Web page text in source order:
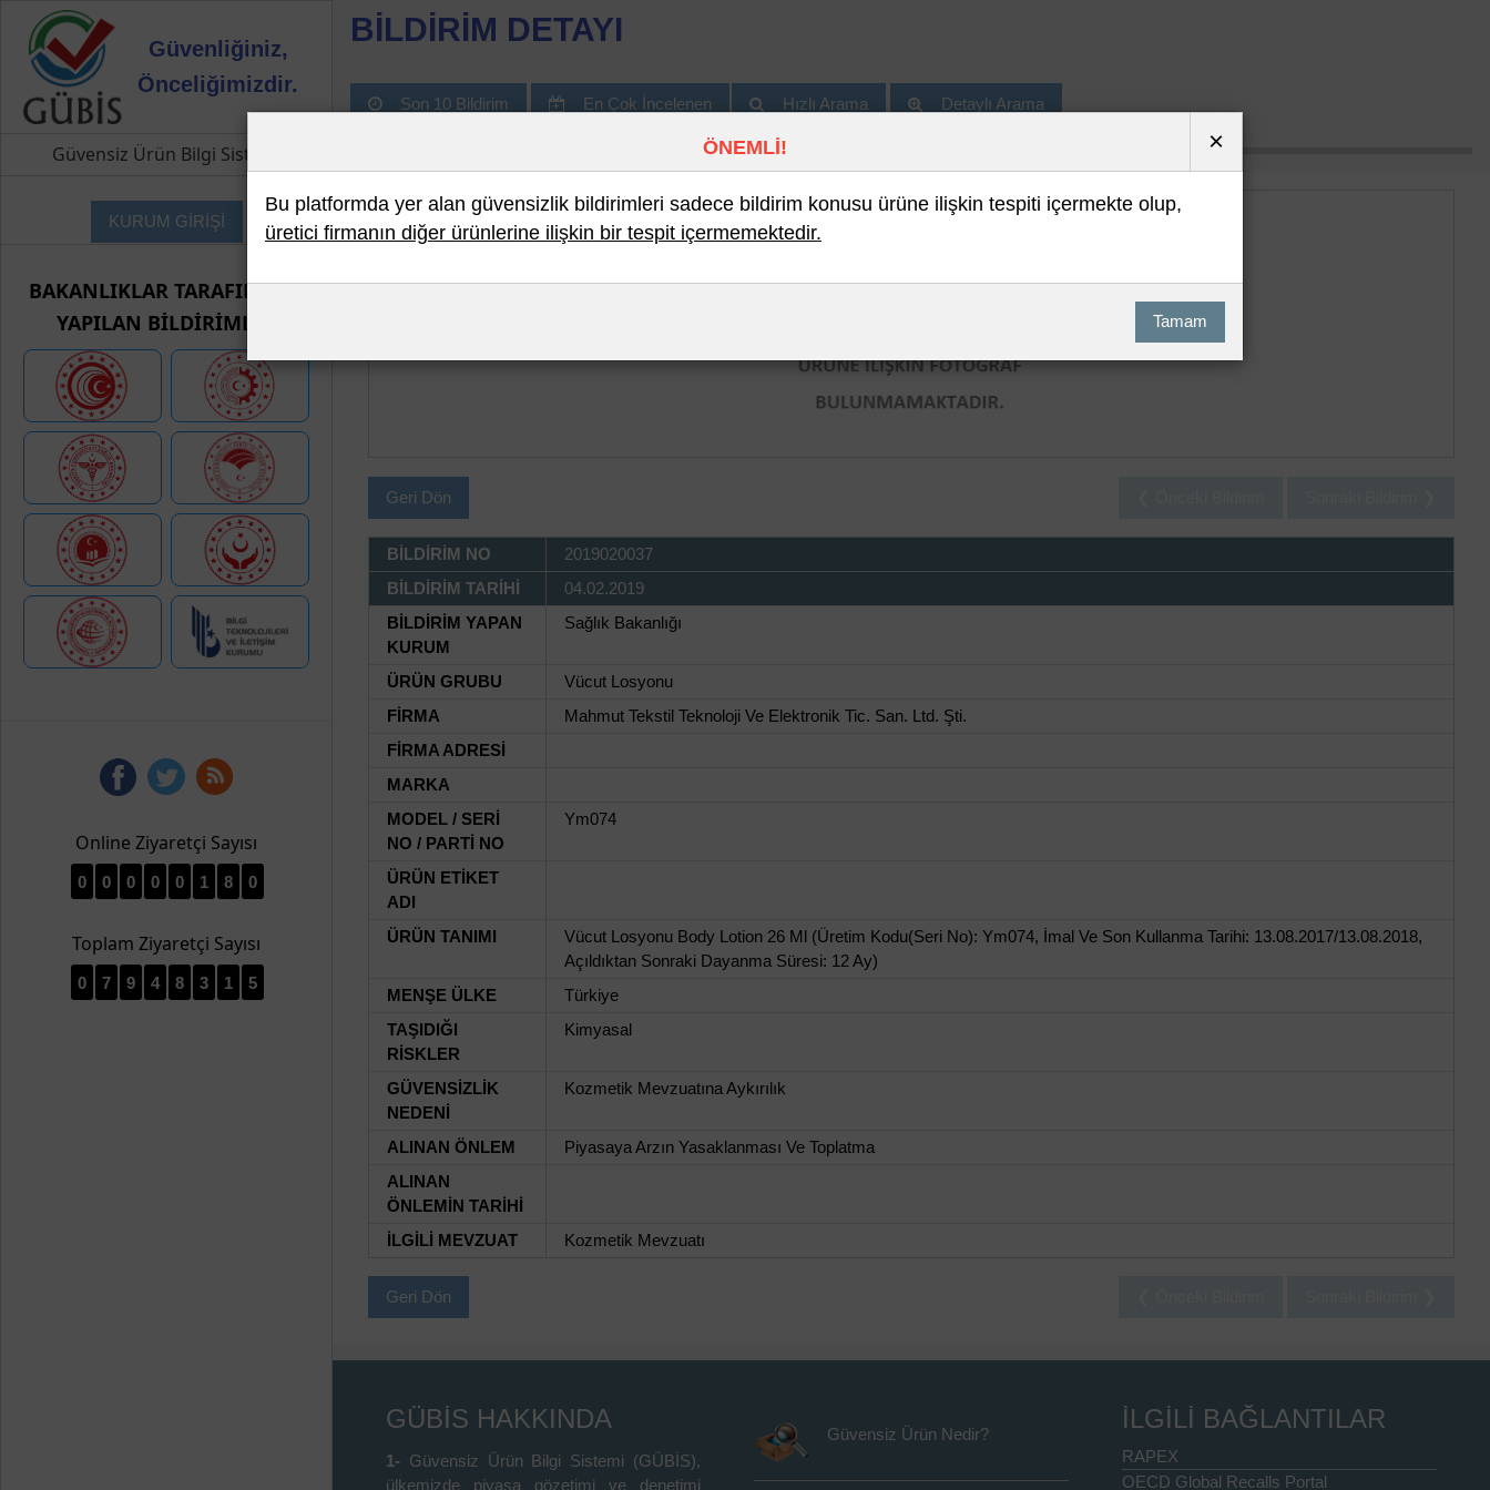
Güvenliğiniz,
Önceliğimizdir.
Güvensiz Ürün Bilgi Sistemi
KURUM GİRİŞİ
BAKANLIKLAR TARAFINDAN
YAPILAN BİLDİRİMLER
Online Ziyaretçi Sayısı
0 0 0 0 0 1 8 0
Toplam Ziyaretçi Sayısı
0 7 9 4 8 3 1 5
BİLDİRİM DETAYI
Son 10 Bildirim En Çok İncelenen Hızlı Arama Detaylı Arama
Geri Dön
BİLDİRİM NO
2019020037
BİLDİRİM TARİHİ
04.02.2019
BİLDİRİM YAPAN
KURUM
Sağlık Bakanlığı
ÜRÜN GRUBU
Vücut Losyonu
FİRMA
Mahmut Tekstil Teknoloji Ve Elektronik Tic. San. Ltd. Şti.
FİRMA ADRESİ
MARKA
MODEL / SERİ
NO / PARTİ NO
Ym074
ÜRÜN ETİKET
ADI
ÜRÜN TANIMI
Vücut Losyonu Body Lotion 26 Ml (Üretim Kodu(Seri No): Ym074, İmal Ve Son Kullanma Tarihi: 13.08.2017/13.08.2018,
Açıldıktan Sonraki Dayanma Süresi: 12 Ay)
MENŞE ÜLKE
Türkiye
TAŞIDIĞI
RİSKLER
Kimyasal
GÜVENSİZLİK
NEDENİ
Kozmetik Mevzuatına Aykırılık
ALINAN ÖNLEM
Piyasaya Arzın Yasaklanması Ve Toplatma
ALINAN
ÖNLEMİN TARİHİ
İLGİLİ MEVZUAT
Kozmetik Mevzuatı
Geri Dön
GÜBİS HAKKINDA
1- Güvensiz Ürün Bilgi Sistemi (GÜBİS),
ülkemizde piyasa gözetimi ve denetimi
Güvensiz Ürün Nedir?
İLGİLİ BAĞLANTILAR
RAPEX
OECD Global Recalls Portal
ÖNEMLİ! ×
Bu platformda yer alan güvensizlik bildirimleri sadece bildirim konusu ürüne ilişkin tespiti içermekte olup,
üretici firmanın diğer ürünlerine ilişkin bir tespit içermemektedir.
Tamam